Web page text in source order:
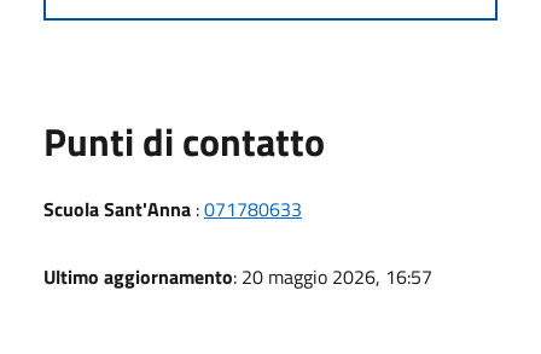
Punti di contatto
Scuola Sant'Anna :071780633
Ultimo aggiornamento: 20 maggio 2026, 16:57